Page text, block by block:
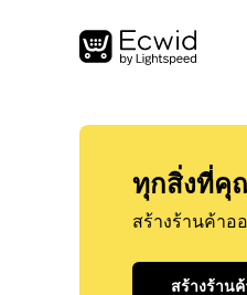
ทุกสิ่งที่คุ
สร้างร้านค้าอ
สร้างร้านค้